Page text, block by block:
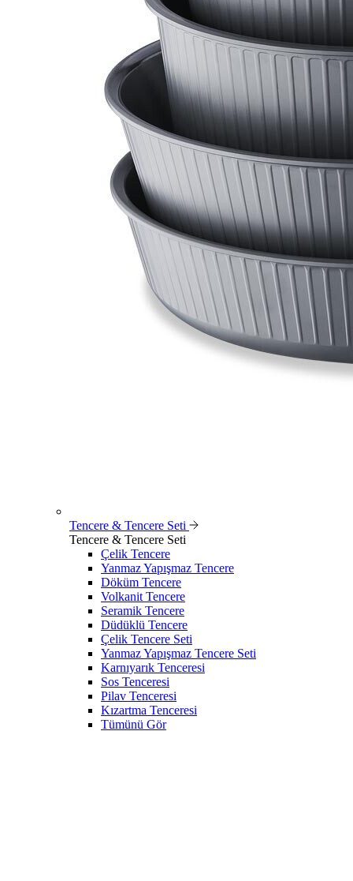
Tencere & Tencere Seti
Tencere & Tencere Seti
Çelik Tencere
Yanmaz Yapışmaz Tencere
Döküm Tencere
Volkanit Tencere
Seramik Tencere
Düdüklü Tencere
Çelik Tencere Seti
Yanmaz Yapışmaz Tencere Seti
Karnıyarık Tenceresi
Sos Tenceresi
Pilav Tenceresi
Kızartma Tenceresi
Tümünü Gör